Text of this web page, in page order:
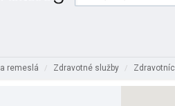
remeslá / Zdravotné služby /